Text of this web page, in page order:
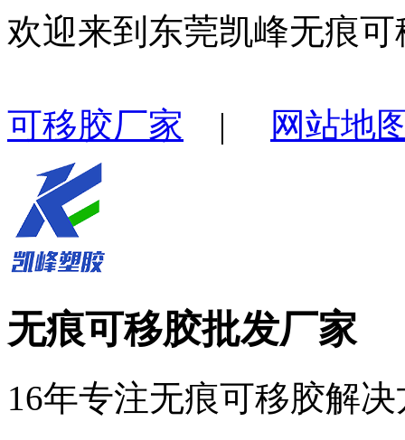
欢迎来到东莞凯峰无痕
可移胶厂家 | 网站地
无痕可移胶批发厂家
16年专注无痕可移胶解